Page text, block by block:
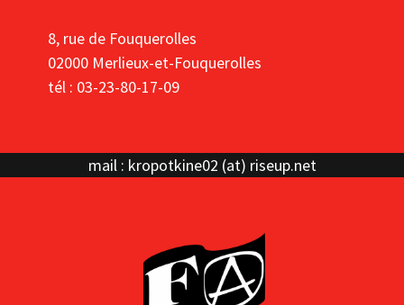
8, rue de Fouquerolles
02000 Merlieux-et-Fouquerolles
tél : 03-23-80-17-09
mail : kropotkine02 (at) riseup.net